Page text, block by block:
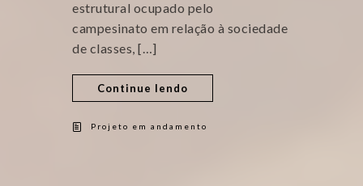
estrutural ocupado pelo
campesinato em relação à sociedade
de classes, […]
Continue lendo
Projeto em andamento